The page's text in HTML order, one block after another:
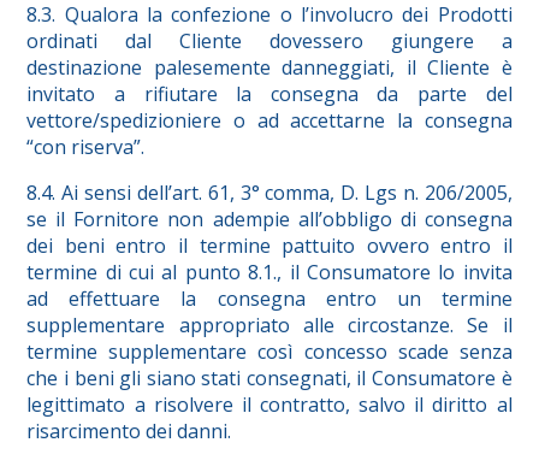
8.3. Qualora la confezione o l’involucro dei Prodotti
ordinati dal Cliente dovessero giungere a
destinazione palesemente danneggiati, il Cliente è
invitato a rifiutare la consegna da parte del
vettore/spedizioniere o ad accettarne la consegna
“con riserva”.
8.4. Ai sensi dell’art. 61, 3° comma, D. Lgs n. 206/2005,
se il Fornitore non adempie all’obbligo di consegna
dei beni entro il termine pattuito ovvero entro il
termine di cui al punto 8.1., il Consumatore lo invita
ad effettuare la consegna entro un termine
supplementare appropriato alle circostanze. Se il
termine supplementare così concesso scade senza
che i beni gli siano stati consegnati, il Consumatore è
legittimato a risolvere il contratto, salvo il diritto al
risarcimento dei danni.